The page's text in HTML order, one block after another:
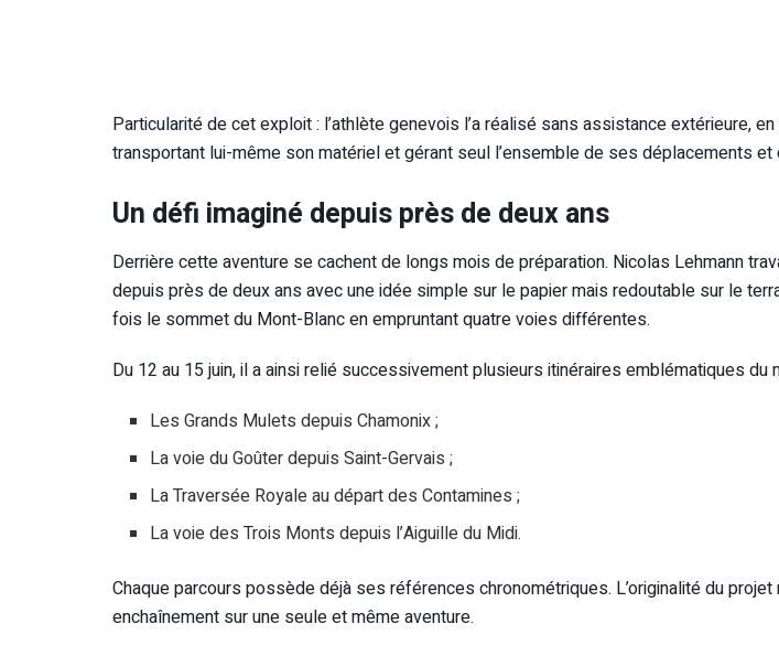
Particularité de cet exploit : l’athlète genevois l’a réalisé sans assistance extérieure,
transportant lui-même son matériel et gérant seul l’ensemble de ses déplacements et
Un défi imaginé depuis près de deux ans
Derrière cette aventure se cachent de longs mois de préparation. Nicolas Lehmann
depuis près de deux ans avec une idée simple sur le papier mais redoutable sur le
fois le sommet du Mont-Blanc en empruntant quatre voies différentes.
Du 12 au 15 juin, il a ainsi relié successivement plusieurs itinéraires emblématiques du
Les Grands Mulets depuis Chamonix ;
La voie du Goûter depuis Saint-Gervais ;
La Traversée Royale au départ des Contamines ;
La voie des Trois Monts depuis l’Aiguille du Midi.
Chaque parcours possède déjà ses références chronométriques. L’originalité du
enchaînement sur une seule et même aventure.